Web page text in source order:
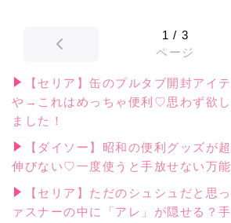
1 / 3
ページ
【セリア】缶のプルタブ開封アイ
や→これはめっちゃ便利♡思わず欲し
ました！
【ダイソー】昭和の便利グッズが
伸びない♡一度使うと手放せない万能
【セリア】ただのシュシュだと思
ァスナーの中に「アレ」が隠せる？